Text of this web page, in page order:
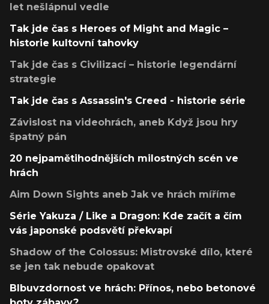
let nešlápnul vedle
Tak jde čas s Heroes of Might and Magic –
historie kultovní tahovky
Tak jde čas s Civilizací – historie legendární
strategie
Tak jde čas s Assassin's Creed - historie série
Závislost na videohrách, aneb Když jsou hry
špatný pán
20 nejpamětihodnějších milostných scén ve
hrách
Aim Down Sights aneb Jak ve hrách míříme
Série Yakuza / Like a Dragon: Kde začít a čím
vás japonské podsvětí překvapí
Shadow of the Colossus: Mistrovské dílo, které
se jen tak nebude opakovat
Blbuvzdornost ve hrách: Přínos, nebo betonové